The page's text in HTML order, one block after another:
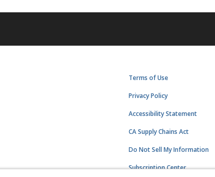
Terms of Use
Privacy Policy
Accessibility Statement
CA Supply Chains Act
Do Not Sell My Information
Subscription Center